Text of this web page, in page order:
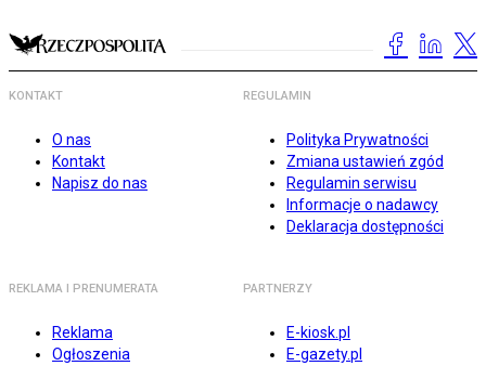
KONTAKT
O nas
Kontakt
Napisz do nas
REGULAMIN
Polityka Prywatności
Zmiana ustawień zgód
Regulamin serwisu
Informacje o nadawcy
Deklaracja dostępności
REKLAMA I PRENUMERATA
Reklama
Ogłoszenia
PARTNERZY
E-kiosk.pl
E-gazety.pl